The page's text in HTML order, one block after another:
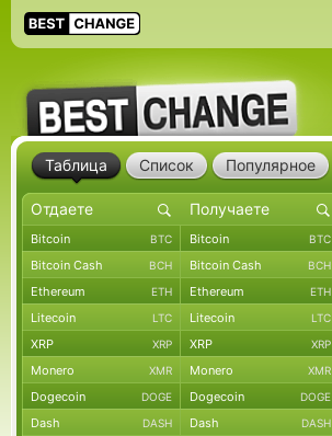
Таблица Список Популярное
Bitcoin BTC Bitcoin BTC
Bitcoin Cash BCH Bitcoin Cash BCH
Ethereum ETH Ethereum ETH
Litecoin LTC Litecoin LTC
XRP XRP XRP XRP
Monero XMR Monero XMR
Dogecoin DOGE Dogecoin DOGE
Dash DASH Dash DASH